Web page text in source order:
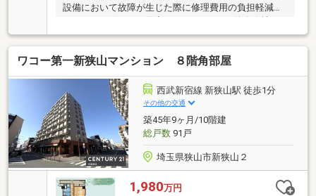
設備において故障が生じた際に修理費用の負担軽減が
介さず、弊社から直接ご購入された場合に適用※保証
内容の制限・保証限度額の設定あり◆設備トラブルの
問い合わせを24時間受付対応！成約されたお客様に
は、突発的な設備トラブルに対応する「駆けつけ」サ
ービスを提供しております。24時間365日コールセン
ター対応！30分以内の一次応急処置を無料にて行いま
す。※対象期間：物件引き渡し日から1年後の月末まで
※対象者・対象設備・その他諸条件あり
ワコー第一新狭山マンション ８階角部屋
西武新宿線 新狭山駅 徒歩1分
その他の交通
築45年9ヶ月/10階建
総戸数91戸
埼玉県狭山市新狭山２
1,980万円